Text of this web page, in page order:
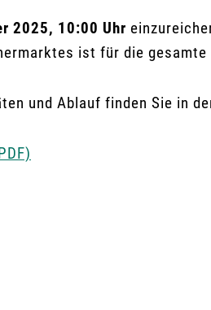
2025, 10:00 Uhr
ist für die
und Ablauf finden Sie in